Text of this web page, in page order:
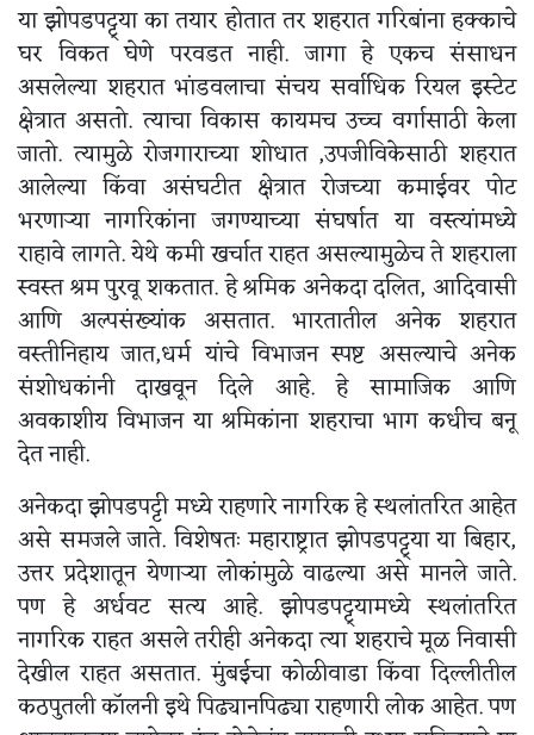
या झोपडपट्ट्या का तयार होतात तर शहरात गरिबांना हक्काचे
घर विकत घेणे परवडत नाही. जागा हे एकच संसाधन
असलेल्या शहरात भांडवलाचा संचय सर्वाधिक रियल इस्टेट
क्षेत्रात असतो. त्याचा विकास कायमच उच्च वर्गासाठी केला
जातो. त्यामुळे रोजगाराच्या शोधात ,उपजीविकेसाठी शहरात
आलेल्या किंवा असंघटीत क्षेत्रात रोजच्या कमाईवर पोट
भरणाऱ्या नागरिकांना जगण्याच्या संघर्षात या वस्त्यांमध्ये
राहावे लागते. येथे कमी खर्चात राहत असल्यामुळेच ते शहराला
स्वस्त श्रम पुरवू शकतात. हे श्रमिक अनेकदा दलित, आदिवासी
आणि अल्पसंख्यांक असतात. भारतातील अनेक शहरात
वस्तीनिहाय जात,धर्म यांचे विभाजन स्पष्ट असल्याचे अनेक
संशोधकांनी दाखवून दिले आहे. हे सामाजिक आणि
अवकाशीय विभाजन या श्रमिकांना शहराचा भाग कधीच बनू
देत नाही.
अनेकदा झोपडपट्टी मध्ये राहणारे नागरिक हे स्थलांतरित आहेत
असे समजले जाते. विशेषतः महाराष्ट्रात झोपडपट्ट्या या बिहार,
उत्तर प्रदेशातून येणाऱ्या लोकांमुळे वाढल्या असे मानले जाते.
पण हे अर्धवट सत्य आहे. झोपडपट्ट्यामध्ये स्थलांतरित
नागरिक राहत असले तरीही अनेकदा त्या शहराचे मूळ निवासी
देखील राहत असतात. मुंबईचा कोळीवाडा किंवा दिल्लीतील
कठपुतली कॉलनी इथे पिढ्यानपिढ्या राहणारी लोक आहेत. पण